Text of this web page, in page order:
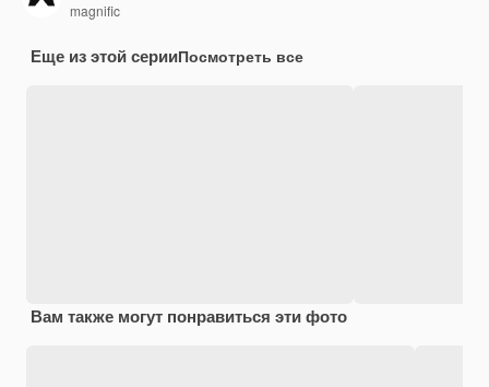
magnific
Еще из этой серииПосмотреть все
Вам также могут понравиться эти фото